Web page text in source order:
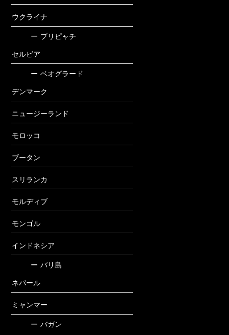
ウクライナ
ー プリピャチ
セルビア
ー ベオグラード
デンマーク
ニュージーランド
モロッコ
ブータン
スリランカ
モルディブ
モンゴル
インドネシア
ー バリ島
ネパール
ミャンマー
ー バガン